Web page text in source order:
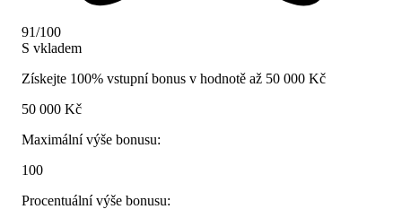
91/100
S vkladem
Získejte 100% vstupní bonus v hodnotě až 50 000 Kč
50 000 Kč
Maximální výše bonusu:
100
Procentuální výše bonusu: